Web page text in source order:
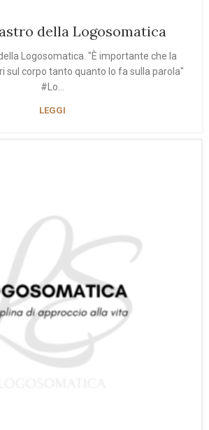
della Logosomatica
Logosomatica. "È importante che la
sul corpo tanto quanto lo fa sulla parola"
#Lo...
LEGGI